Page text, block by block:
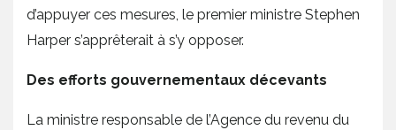
d’appuyer ces mesures, le premier ministre Stephen
Harper s’apprêterait à s’y opposer.
Des efforts gouvernementaux décevants
La ministre responsable de l’Agence du revenu du